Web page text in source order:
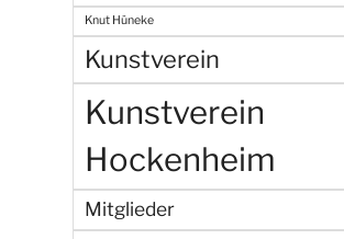
Knut Hüneke
Kunstverein
Kunstverein
Hockenheim
Mitglieder